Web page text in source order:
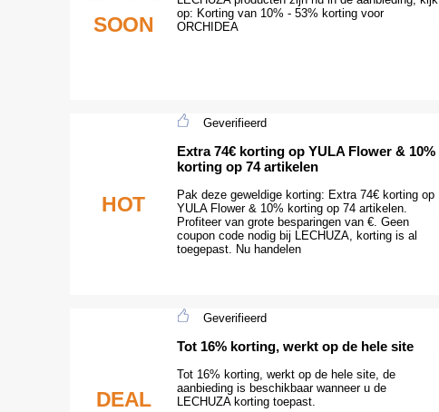
SOON
op: Korting van 10% - 53% korting voor
ORCHIDEA
HOT
Geverifieerd
Extra 74€ korting op YULA Flower & 10%
korting op 74 artikelen
Pak deze geweldige korting: Extra 74€ korting op
YULA Flower & 10% korting op 74 artikelen.
Profiteer van grote besparingen van €. Geen
coupon code nodig bij LECHUZA, korting is al
toegepast. Nu handelen
DEAL
Geverifieerd
Tot 16% korting, werkt op de hele site
Tot 16% korting, werkt op de hele site, de
aanbieding is beschikbaar wanneer u de
LECHUZA korting toepast.